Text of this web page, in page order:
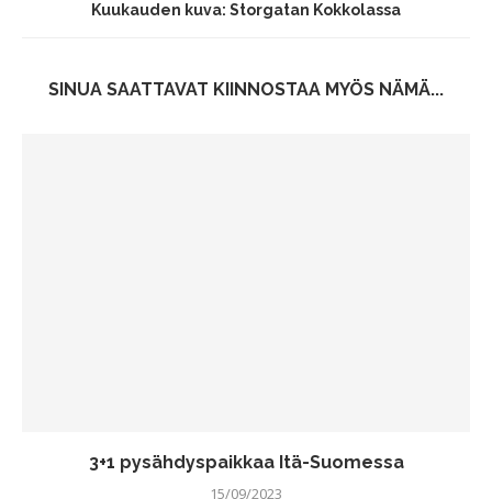
Kuukauden kuva: Storgatan Kokkolassa
SINUA SAATTAVAT KIINNOSTAA MYÖS NÄMÄ...
3+1 pysähdyspaikkaa Itä-Suomessa
15/09/2023